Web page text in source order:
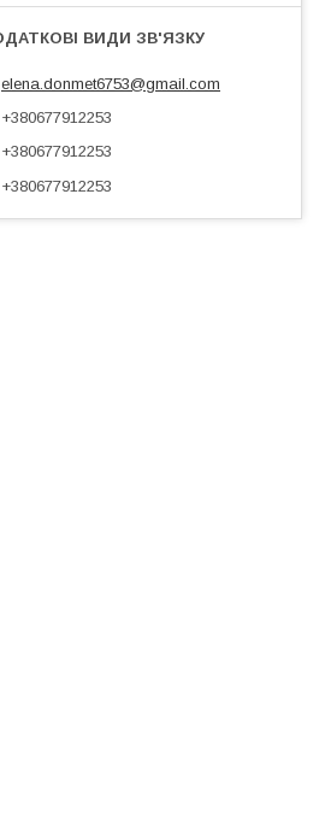
elena.donmet6753@gmail.com
+380677912253
+380677912253
+380677912253